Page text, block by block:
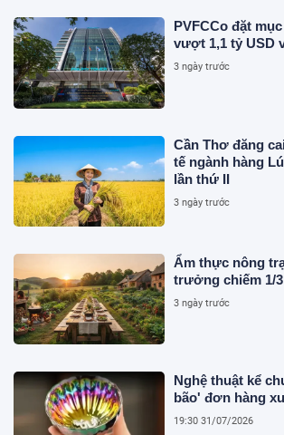
PVFCCo đặt
vượt 1,1 tỷ USD
3 ngày trước
Cần Thơ đăng
tế ngành hàng
lần thứ II
3 ngày trước
Ẩm thực nông
trưởng chiếm 1/
3 ngày trước
Nghệ thuật kể
bão' đơn hàng
19:30 31/07/2026